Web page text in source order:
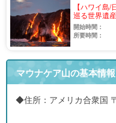
【ハワイ島
巡る世界遺
＞（v-62）
開始時間：
所要時間：
マウナケア山の基本情報
◆住所：アメリカ合衆国